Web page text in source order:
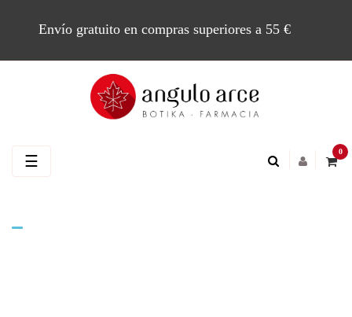
Envío gratuito en compras superiores a 55 €
0
Navegación
☰